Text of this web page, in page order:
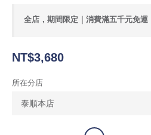
全店，期間限定｜消費滿五千元免運
NT$3,680
所在分店